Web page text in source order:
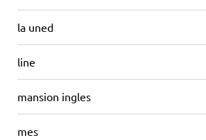
la uned
line
mansion ingles
mes